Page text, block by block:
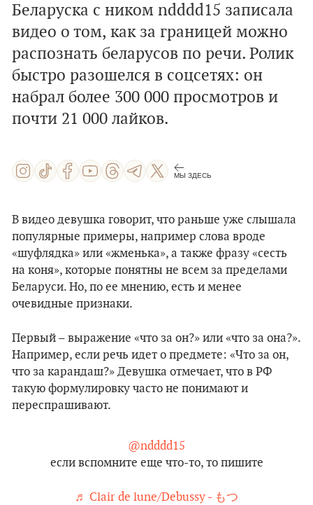
Беларуска с ником ndddd15 записала
видео о том, как за границей можно
распознать беларусов по речи. Ролик
быстро разошелся в соцсетях: он
набрал более 300 000 просмотров и
почти 21 000 лайков.
МЫ ЗДЕСЬ
В видео девушка говорит, что раньше уже слышала
популярные примеры, например слова вроде
«шуфлядка» или «жменька», а также фразу «сесть
на коня», которые понятны не всем за пределами
Беларуси. Но, по ее мнению, есть и менее
очевидные признаки.
Первый – выражение «что за он?» или «что за она?».
Например, если речь идет о предмете: «Что за он,
что за карандаш?» Девушка отмечает, что в РФ
такую формулировку часто не понимают и
переспрашивают.
@ndddd15
если вспомните еще что-то, то пишите
♬ Clair de lune/Debussy - もつ